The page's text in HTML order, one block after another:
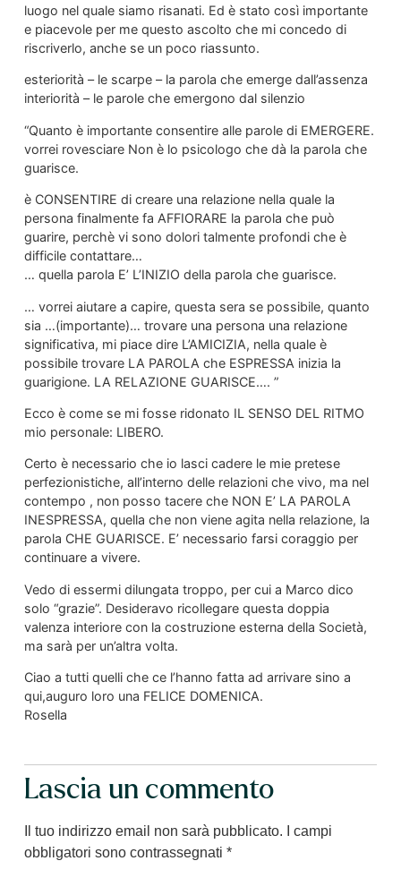
luogo nel quale siamo risanati. Ed è stato così importante
e piacevole per me questo ascolto che mi concedo di
riscriverlo, anche se un poco riassunto.
esteriorità – le scarpe – la parola che emerge dall’assenza
interiorità – le parole che emergono dal silenzio
“Quanto è importante consentire alle parole di EMERGERE.
vorrei rovesciare Non è lo psicologo che dà la parola che
guarisce.
è CONSENTIRE di creare una relazione nella quale la
persona finalmente fa AFFIORARE la parola che può
guarire, perchè vi sono dolori talmente profondi che è
difficile contattare…
… quella parola E’ L’INIZIO della parola che guarisce.
… vorrei aiutare a capire, questa sera se possibile, quanto
sia …(importante)… trovare una persona una relazione
significativa, mi piace dire L’AMICIZIA, nella quale è
possibile trovare LA PAROLA che ESPRESSA inizia la
guarigione. LA RELAZIONE GUARISCE…. ”
Ecco è come se mi fosse ridonato IL SENSO DEL RITMO
mio personale: LIBERO.
Certo è necessario che io lasci cadere le mie pretese
perfezionistiche, all’interno delle relazioni che vivo, ma nel
contempo , non posso tacere che NON E’ LA PAROLA
INESPRESSA, quella che non viene agita nella relazione, la
parola CHE GUARISCE. E’ necessario farsi coraggio per
continuare a vivere.
Vedo di essermi dilungata troppo, per cui a Marco dico
solo “grazie”. Desideravo ricollegare questa doppia
valenza interiore con la costruzione esterna della Società,
ma sarà per un’altra volta.
Ciao a tutti quelli che ce l’hanno fatta ad arrivare sino a
qui,auguro loro una FELICE DOMENICA.
Rosella
Lascia un commento
Il tuo indirizzo email non sarà pubblicato.
I campi
obbligatori sono contrassegnati *